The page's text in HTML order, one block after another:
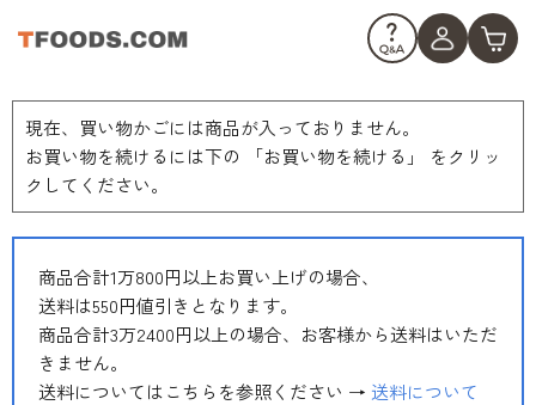
現在、買い物かごには商品が入っておりません。
お買い物を続けるには下の 「お買い物を続ける」 をクリッ
クしてください。
商品合計1万800円以上お買い上げの場合、
送料は550円値引きとなります。
商品合計3万2400円以上の場合、お客様から送料はいただ
きません。
送料についてはこちらを参照ください → 送料について